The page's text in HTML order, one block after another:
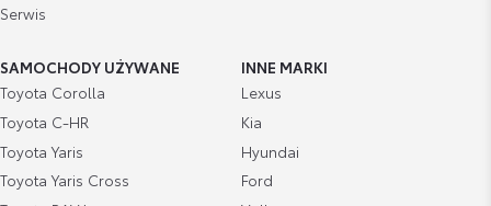
Serwis
SAMOCHODY UŻYWANE
Toyota Corolla
Toyota C-HR
Toyota Yaris
Toyota Yaris Cross
INNE MARKI
Lexus
Kia
Hyundai
Ford